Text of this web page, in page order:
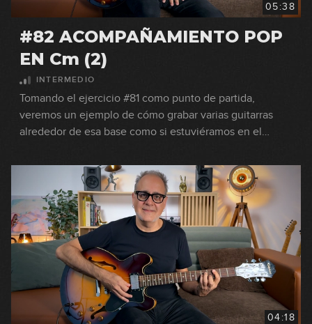
05:38
#82 ACOMPAÑAMIENTO POP
EN Cm (2)
INTERMEDIO
Tomando el ejercicio #81 como punto de partida,
veremos un ejemplo de cómo grabar varias guitarras
alrededor de esa base como si estuviéramos en el
04:18